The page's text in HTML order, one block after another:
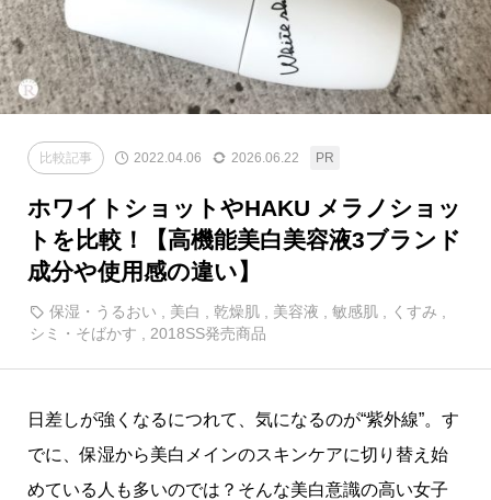
比較記事 2022.04.06 2026.06.22
ホワイトショットやHAKU メラノショッ
トを比較！【高機能美白美容液3ブランド
成分や使用感の違い】
保湿・うるおい 美白 乾燥肌 美容液 敏感肌 くすみ
シミ・そばかす
2018SS発売商品
日差しが強くなるにつれて、気になるのが“紫外線”。す
でに、保湿から美白メインのスキンケアに切り替え始
めている人も多いのでは？そんな美白意識の高い女子